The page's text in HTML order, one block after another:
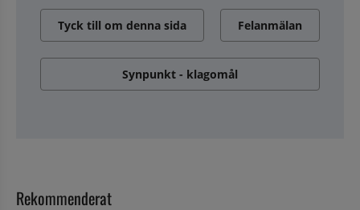
Tyck till om denna sida Felanmälan
Synpunkt - klagomål
Rekommenderat